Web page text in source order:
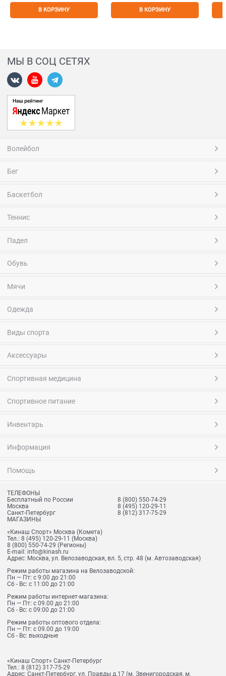
В КОРЗИНУ В КОРЗИНУ
МЫ В СОЦ СЕТЯХ
Волейбол
Бег
Баскетбол
Теннис
Падел
Обувь
Мячи
Одежда
Виды спорта
Аксессуары
Спортивная медицина
Спортивное питание
Инвентарь
Информация
Помощь
ТЕЛЕФОНЫ
Бесплатный по России
8 (800) 550-74-29
Москва
8 (495) 120-29-11
Санкт-Петербург
8 (812) 317-75-29
МАГАЗИНЫ
«Кинаш Спорт» Москва (Комета)
Тел.: 8 (495) 120-29-11 (Москва)
8 (800) 550-74-29 (Регионы)
E-mail: info@kinash.ru
Адрес: Москва, ул. Велозаводская, вл. 5, стр. 48 (м. Автозаводская)
Режим работы магазина на Велозаводской:
Пн — Пт: с 9:00 до 21:00
Сб - Вс: с 11:00 до 21:00
Режим работы интернет-магазина:
Пн — Пт: с 09.00 до 21:00
Сб - Вс: с 09:00 до 21:00
Режим работы оптового отдела:
Пн — Пт: с 09.00 до 19:00
Сб - Вс: выходные
«Кинаш Спорт» Санкт-Петербург
Тел.: 8 (812) 317-75-29
Адрес: Санкт-Петербург, ул. Правды д.17 (м. Звенигородская, м.